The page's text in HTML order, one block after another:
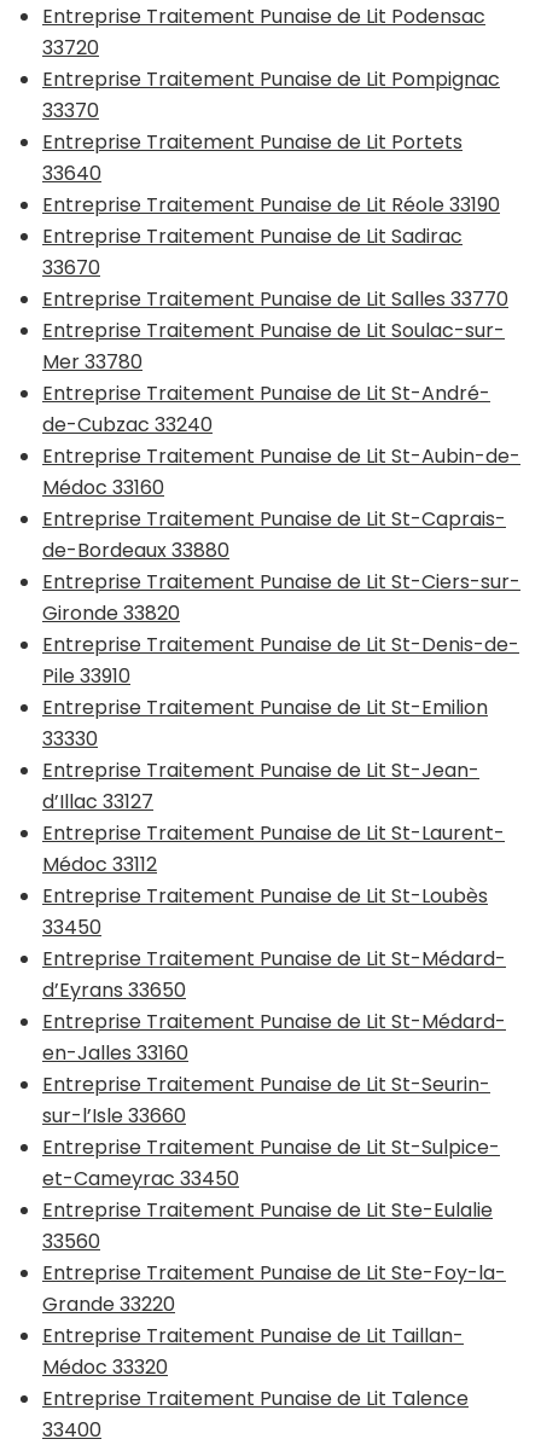
Entreprise Traitement Punaise de Lit Podensac
33720
Entreprise Traitement Punaise de Lit Pompignac
33370
Entreprise Traitement Punaise de Lit Portets
33640
Entreprise Traitement Punaise de Lit Réole 33190
Entreprise Traitement Punaise de Lit Sadirac
33670
Entreprise Traitement Punaise de Lit Salles 33770
Entreprise Traitement Punaise de Lit Soulac-sur-
Mer 33780
Entreprise Traitement Punaise de Lit St-André-
de-Cubzac 33240
Entreprise Traitement Punaise de Lit St-Aubin-de-
Médoc 33160
Entreprise Traitement Punaise de Lit St-Caprais-
de-Bordeaux 33880
Entreprise Traitement Punaise de Lit St-Ciers-sur-
Gironde 33820
Entreprise Traitement Punaise de Lit St-Denis-de-
Pile 33910
Entreprise Traitement Punaise de Lit St-Emilion
33330
Entreprise Traitement Punaise de Lit St-Jean-
d’Illac 33127
Entreprise Traitement Punaise de Lit St-Laurent-
Médoc 33112
Entreprise Traitement Punaise de Lit St-Loubès
33450
Entreprise Traitement Punaise de Lit St-Médard-
d’Eyrans 33650
Entreprise Traitement Punaise de Lit St-Médard-
en-Jalles 33160
Entreprise Traitement Punaise de Lit St-Seurin-
sur-l’Isle 33660
Entreprise Traitement Punaise de Lit St-Sulpice-
et-Cameyrac 33450
Entreprise Traitement Punaise de Lit Ste-Eulalie
33560
Entreprise Traitement Punaise de Lit Ste-Foy-la-
Grande 33220
Entreprise Traitement Punaise de Lit Taillan-
Médoc 33320
Entreprise Traitement Punaise de Lit Talence
33400